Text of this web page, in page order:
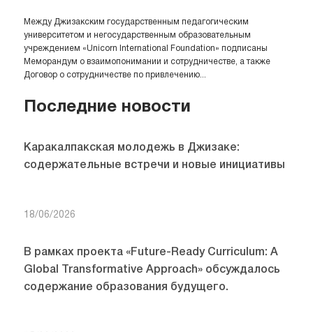
Между Джизакским государственным педагогическим
университетом и негосударственным образовательным
учреждением «Unicorn International Foundation» подписаны
Меморандум о взаимопонимании и сотрудничестве, а также
Договор о сотрудничестве по привлечению...
Последние новости
Каракалпакская молодежь в Джизаке:
содержательные встречи и новые инициативы
18/06/2026
В рамках проекта «Future-Ready Curriculum: A
Global Transformative Approach» обсуждалось
содержание образования будущего.